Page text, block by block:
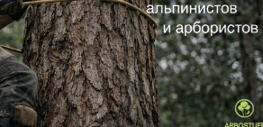
и арбористов